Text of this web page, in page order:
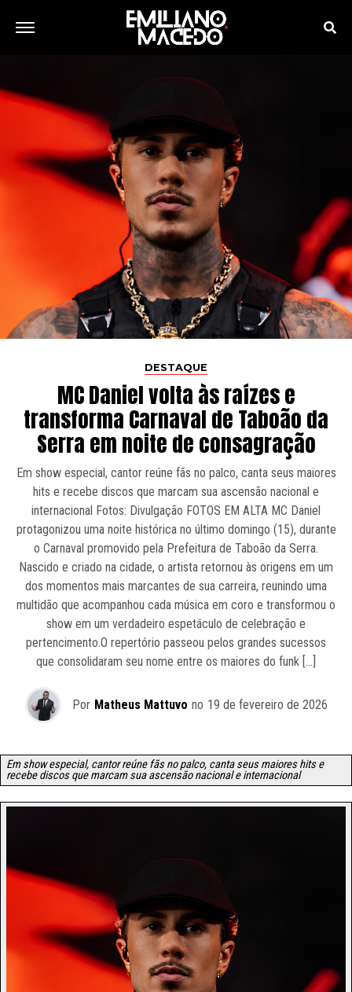
DESTAQUE
MC Daniel volta às raízes e
transforma Carnaval de Taboão da
Serra em noite de consagração
Em show especial, cantor reúne fãs no palco, canta seus maiores
hits e recebe discos que marcam sua ascensão nacional e
internacional Fotos: Divulgação FOTOS EM ALTA MC Daniel
protagonizou uma noite histórica no último domingo (15), durante
o Carnaval promovido pela Prefeitura de Taboão da Serra.
Nascido e criado na cidade, o artista retornou às origens em um
dos momentos mais marcantes de sua carreira, reunindo uma
multidão que acompanhou cada música em coro e transformou o
show em um verdadeiro espetáculo de celebração e
pertencimento.O repertório passeou pelos grandes sucessos
que consolidaram seu nome entre os maiores do funk […]
Por Matheus Mattuvo no 19 de fevereiro de 2026
Em show especial, cantor reúne fãs no palco, canta seus maiores hits e
recebe discos que marcam sua ascensão nacional e internacional